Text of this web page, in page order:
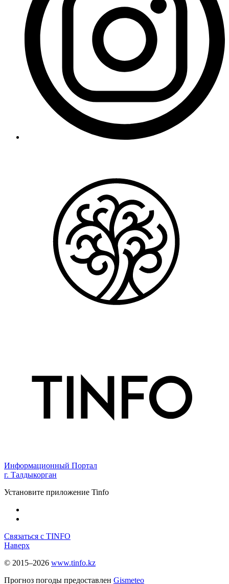
Информационный Портал
г. Талдыкорган
Установите приложение Tinfo
Связаться с TINFO
Наверх
© 2015–2026 www.tinfo.kz
Прогноз погоды предоставлен Gismeteo